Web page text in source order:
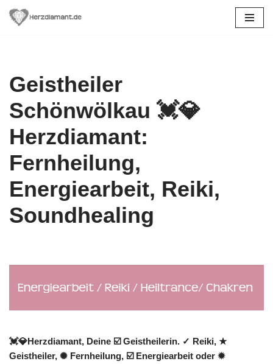
Geistheiler
Schönwölkau 💓️💎
Herzdiamant:
Fernheilung,
Energiearbeit, Reiki,
Soundhealing
💓️💎Herzdiamant, Deine ☑️ Geistheilerin. ✓ Reiki, ★
Geistheiler, ✺ Fernheilung, ☑️ Energiearbeit oder ✹